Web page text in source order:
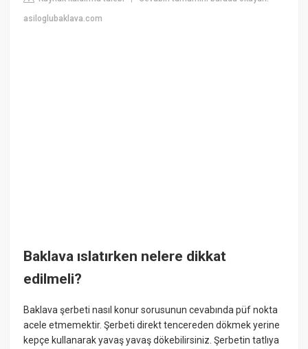
asiloglubaklava.com
Baklava ıslatırken nelere dikkat
edilmeli?
Baklava şerbeti nasıl konur sorusunun cevabında püf nokta
acele etmemektir. Şerbeti direkt tencereden dökmek yerine
kepçe kullanarak yavaş yavaş dökebilirsiniz. Şerbetin tatlıya